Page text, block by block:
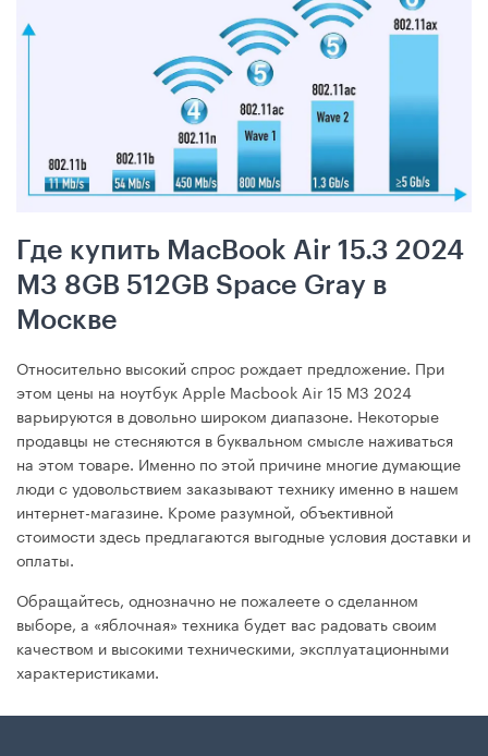
Где купить MacBook Air 15.3 2024
M3 8GB 512GB Space Gray в
Москве
Относительно высокий спрос рождает предложение. При
этом цены на ноутбук Apple Macbook Air 15 M3 2024
варьируются в довольно широком диапазоне. Некоторые
продавцы не стесняются в буквальном смысле наживаться
на этом товаре. Именно по этой причине многие думающие
люди с удовольствием заказывают технику именно в нашем
интернет-магазине. Кроме разумной, объективной
стоимости здесь предлагаются выгодные условия доставки и
оплаты.
Обращайтесь, однозначно не пожалеете о сделанном
выборе, а «яблочная» техника будет вас радовать своим
качеством и высокими техническими, эксплуатационными
характеристиками.